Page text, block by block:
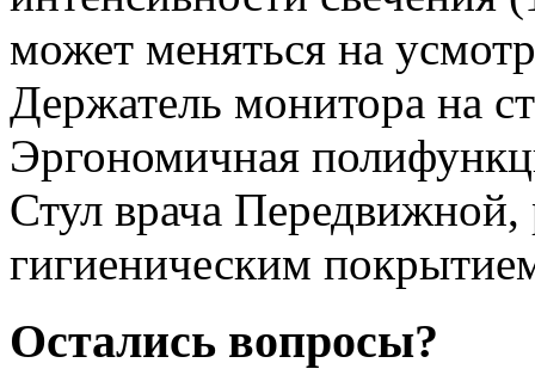
может меняться на
Держатель монитора на
Эргономичная
Стул врача
гигиеническим
Остались вопросы?